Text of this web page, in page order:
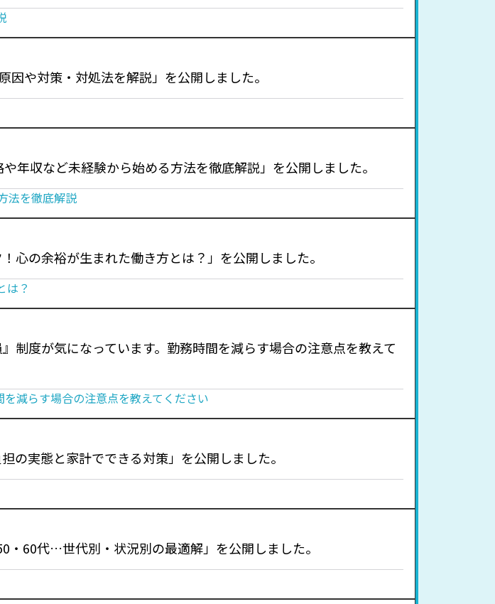
因や対策・対処法を解説」を公開しました。
年収など未経験から始める方法を徹底解説」を公開しました。
法を徹底解説
心の余裕が生まれた働き方とは？」を公開しました。
は？
制度が気になっています。勤務時間を減らす場合の注意点を教えて
減らす場合の注意点を教えてください
の実態と家計でできる対策」を公開しました。
・60代…世代別・状況別の最適解」を公開しました。